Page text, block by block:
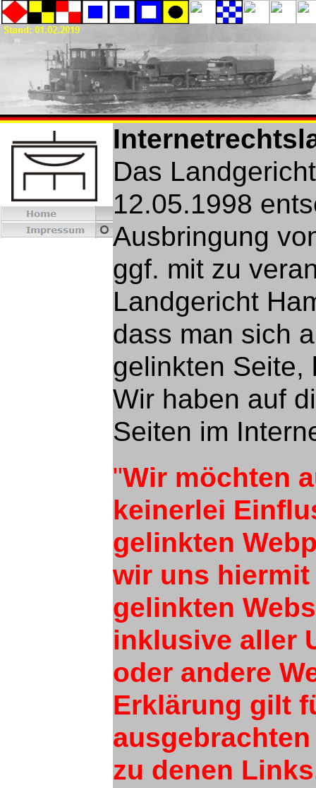
Das
12.05.1998
Ausbringung
ggf. mit zu
Landgericht
dass man sich
gelinkten Seite,
Wir haben auf
Seiten im
"Wir möchten
keinerlei
gelinkten
wir uns
gelinkten
inklusive aller
oder andere
Erklärung gilt
zu denen